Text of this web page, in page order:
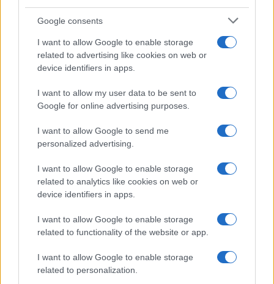
Google consents
I want to allow Google to enable storage
related to advertising like cookies on web or
device identifiers in apps.
I want to allow my user data to be sent to
Google for online advertising purposes.
I want to allow Google to send me
personalized advertising.
I want to allow Google to enable storage
related to analytics like cookies on web or
device identifiers in apps.
I want to allow Google to enable storage
related to functionality of the website or app.
I want to allow Google to enable storage
related to personalization.
tra carburanti, spiagge e incendi
Matteo Pellegrino · 25 Lug 2026
Lamezia International Film Fest: arte e cultura si
incontrano in Calabria